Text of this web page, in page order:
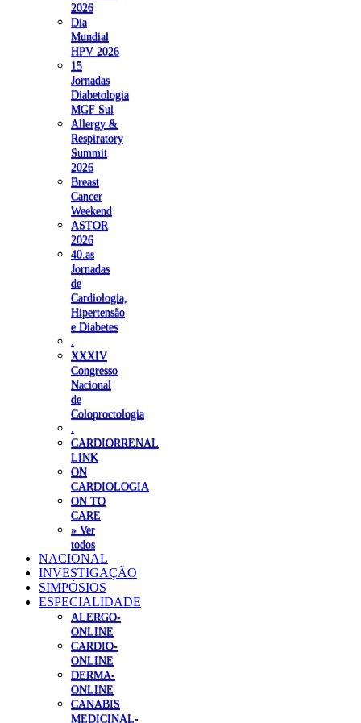
2026
Dia
Mundial
HPV 2026
15
Jornadas
Diabetologia
MGF Sul
Allergy &
Respiratory
Summit
2026
Breast
Cancer
Weekend
ASTOR
2026
40.as
Jornadas
de
Cardiologia,
Hipertensão
e Diabetes
XXXIV
Congresso
Nacional
de
Coloproctologia
CARDIORRENAL
LINK
ON
CARDIOLOGIA
ON TO
CARE
» Ver
todos
NACIONAL
INVESTIGAÇÃO
SIMPÓSIOS
ESPECIALIDADE
ALERGO-
ONLINE
CARDIO-
ONLINE
DERMA-
ONLINE
CANABIS
MEDICINAL-